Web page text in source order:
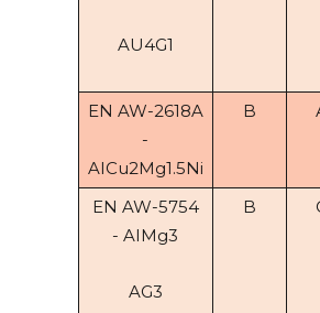
AU4G1
EN AW-2618A
-
AICu2Mg1.5Ni
B
EN AW-5754
- AIMg3
AG3
B